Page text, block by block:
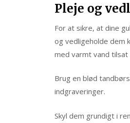
Pleje og
For at sikre, at dine
og vedligeholde dem
med varmt vand
Brug en blød
indgraveringer.
Skyl dem grundigt i